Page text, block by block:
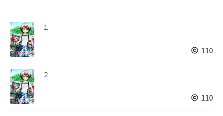
１
110
２
110